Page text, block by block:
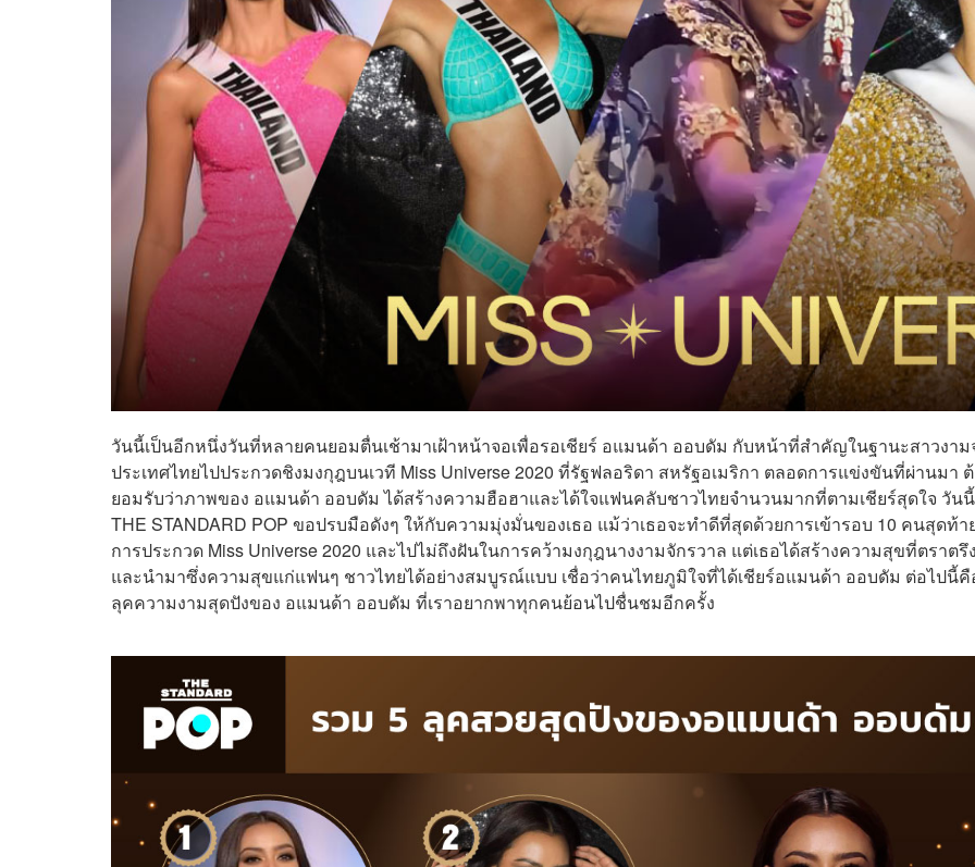
วันนี้เป็นอีกหนึ่งวันที่หลายคนยอมตื่นเช้ามาเฝ้าหน้าจอเพื่อรอเชียร์ อแมนด้า ออบดัม กับหน้าที่สำคัญในฐานะสาวงาม
ประเทศไทยไปประกวดชิงมงกุฎบนเวที Miss Universe 2020 ที่รัฐฟลอริดา สหรัฐอเมริกา ตลอดการแข่งขันที่ผ่านมา
ยอมรับว่าภาพของ อแมนด้า ออบดัม ได้สร้างความฮือฮาและได้ใจแฟนคลับชาวไทยจำนวนมากที่ตามเชียร์สุดใจ วันนี้
THE STANDARD POP ขอปรบมือดังๆ ให้กับความมุ่งมั่นของเธอ แม้ว่าเธอจะทำดีที่สุดด้วยการเข้ารอบ 10 คนสุดท้า
การประกวด Miss Universe 2020 และไปไม่ถึงฝันในการคว้ามงกุฎนางงามจักรวาล แต่เธอได้สร้างความสุขที่ตราตรึ
และนำมาซึ่งความสุขแก่แฟนๆ ชาวไทยได้อย่างสมบูรณ์แบบ เชื่อว่าคนไทยภูมิใจที่ได้เชียร์อแมนด้า ออบดัม ต่อไปนี้คื
ลุคความงามสุดปังของ อแมนด้า ออบดัม ที่เราอยากพาทุกคนย้อนไปชื่นชมอีกครั้ง